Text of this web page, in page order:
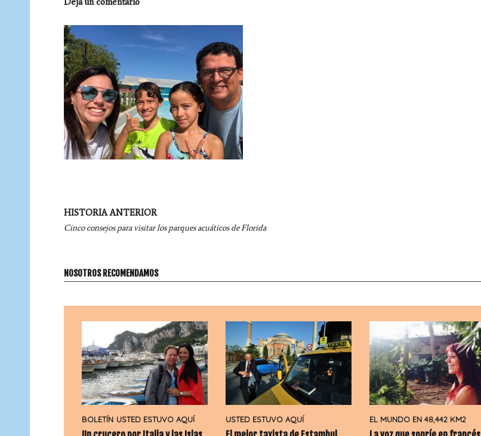
Navegación
por
HISTORIA ANTERIOR
Cinco consejos para visitar los parques acuáticos de Florida
NOSOTROS RECOMENDAMOS
BOLETÍN USTED ESTUVO AQUÍ USTED ESTUVO AQUÍ EL MUNDO EN 48,442 KM2